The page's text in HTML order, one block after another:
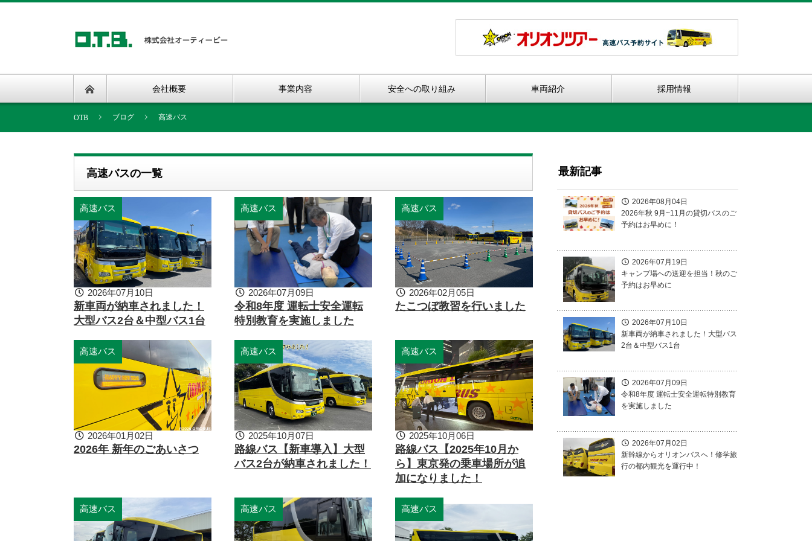
会社概要 事業内容 安全への取り組み 車両紹介 採用情報
ブログ 高速バス
高速バスの一覧
高速バス
2026年07月10日
新車両が納車されました！
大型バス2台＆中型バス1台
高速バス
2026年07月09日
令和8年度 運転士安全運転
特別教育を実施しました
高速バス
2026年02月05日
たこつぼ教習を行いました
高速バス
2026年01月02日
2026年 新年のごあいさつ
高速バス
2025年10月07日
路線バス【新車導入】大型
バス2台が納車されました！
高速バス
2025年10月06日
路線バス【2025年10月か
ら】東京発の乗車場所が追
加になりました！
高速バス 高速バス 高速バス
最新記事
2026年08月04日
2026年秋 9月~11月の貸切バスのご
予約はお早めに！
2026年07月19日
キャンプ場への送迎を担当！秋のご
予約はお早めに
2026年07月10日
新車両が納車されました！大型バス
2台＆中型バス1台
2026年07月09日
令和8年度 運転士安全運転特別教育
を実施しました
2026年07月02日
新幹線からオリオンバスへ！修学旅
行の都内観光を運行中！